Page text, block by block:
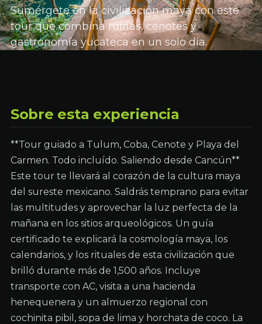
Sumérgete en la civilización maya con este
tour que combina ruinas, cenotes y
gastronomía yucateca en un solo día.
Sobre esta experiencia
**Tour guiado a Tulum, Coba, Cenote y Playa del
Carmen. Todo incluído. Saliendo desde Cancún**
Este tour te llevará al corazón de la cultura maya
del sureste mexicano. Saldrás temprano para evitar
las multitudes y aprovechar la luz perfecta de la
mañana en los sitios arqueológicos. Un guía
certificado te explicará la cosmología maya, los
calendarios, y los rituales de esta civilización que
brilló durante más de 1,500 años. Incluye
transporte con AC, visita a una hacienda
henequenera y un almuerzo regional con
cochinita pibil, sopa de lima y horchata de coco. La